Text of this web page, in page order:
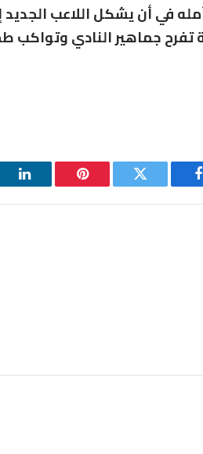
في أن يشكل اللاعب
تفرح جماهير النادي وتواكب
فيسبوك تويتر بينتيريست